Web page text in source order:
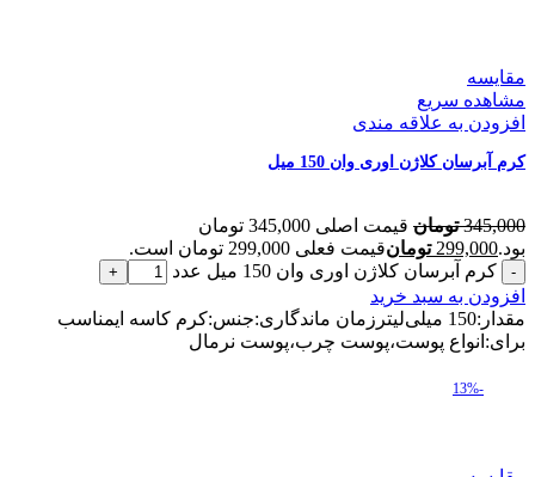
مقایسه
مشاهده سریع
افزودن به علاقه مندی
کرم آبرسان کلاژن اوری وان 150 میل
345,000 تومان
قیمت اصلی 345,000 تومان
بود.299,000 تومانقیمت فعلی 299,000 تومان است.
کرم آبرسان کلاژن اوری وان 150 میل عدد
افزودن به سبد خرید
مقدار:150 میلی‌لیترزمان ماندگاری:جنس:کرم کاسه ایمناسب
برای:انواع پوست،پوست چرب،پوست نرمال
-13%